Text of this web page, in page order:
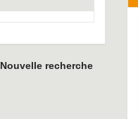
Nouvelle recherche